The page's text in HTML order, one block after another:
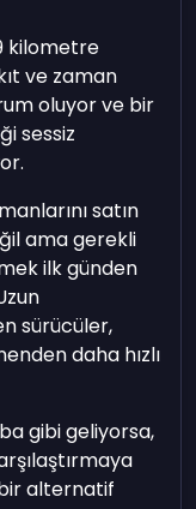
kilometre
ve zaman
oluyor ve bir
sessiz
satın
ama gerekli
ilk günden
sürücüler,
daha hızlı
gibi geliyorsa,
alternatif